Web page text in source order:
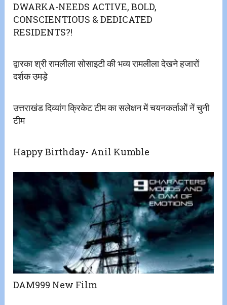
DWARKA-NEEDS ACTIVE, BOLD,
CONSCIENTIOUS & DEDICATED
RESIDENTS?!
द्वारका श्री रामलीला सोसाइटी की भव्य रामलीला देखने हजारों
दर्शक उमड़े
उत्तराखंड दिव्यांग क्रिकेट टीम का सलेक्षन में चयनकर्ताओें नें चुनी
टीम
Happy Birthday- Anil Kumble
DAM999 New Film